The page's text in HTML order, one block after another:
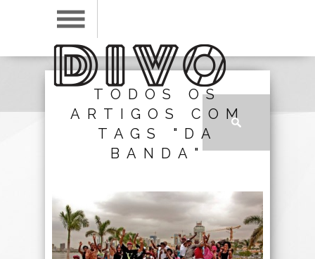
TODOS OS
ARTIGOS COM
TAGS "DA
BANDA"